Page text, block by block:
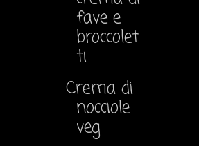
fave e
broccolet
ti
Crema di
nocciole
veg